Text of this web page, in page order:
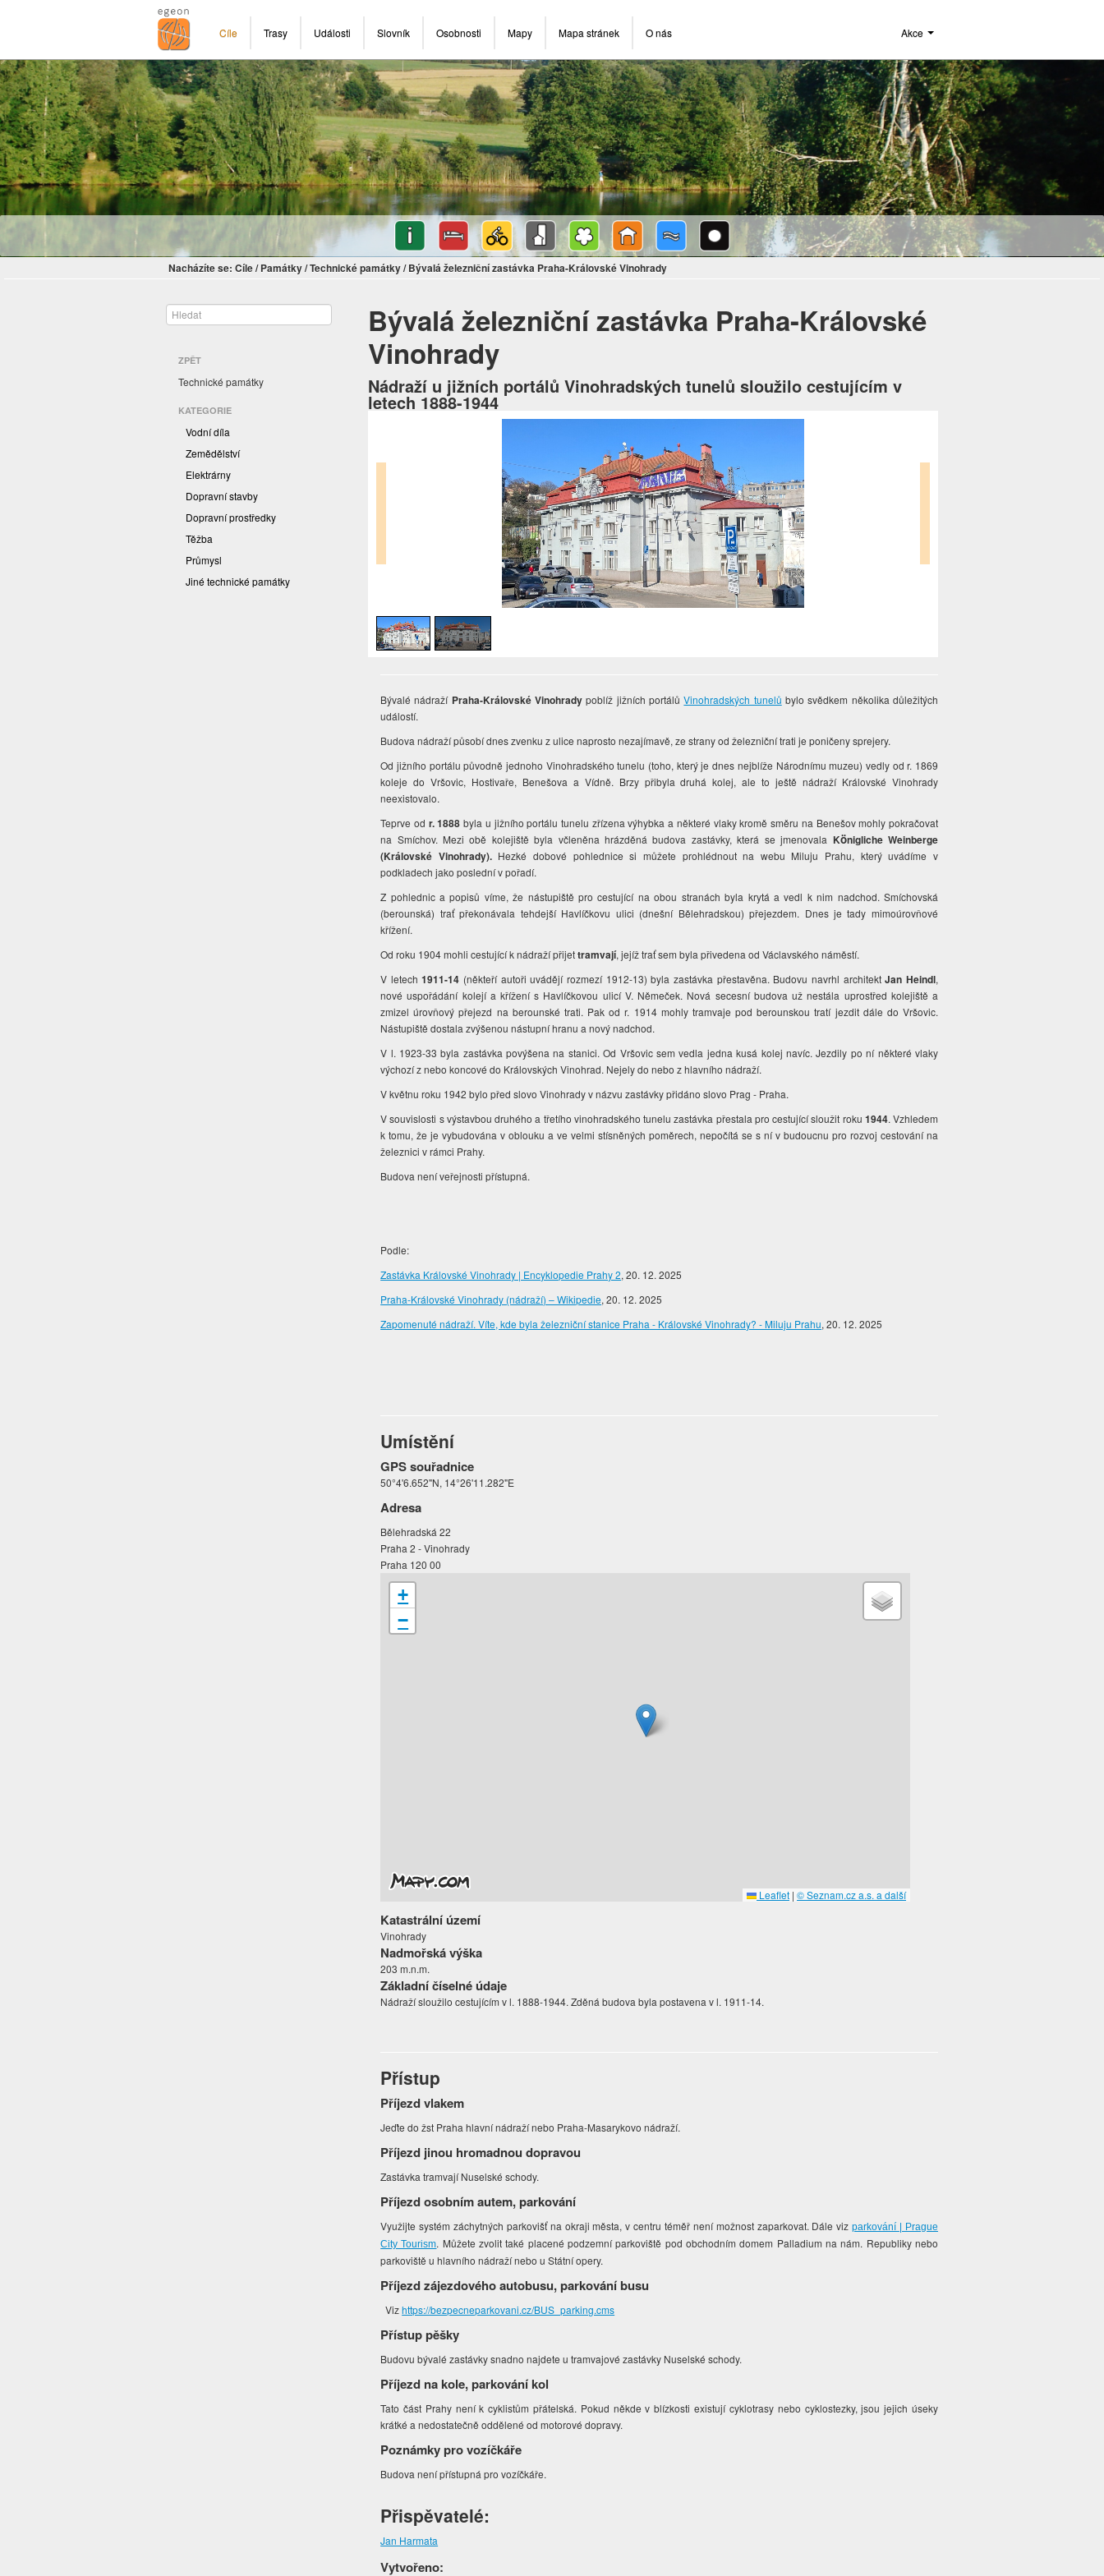
Cíle Trasy Události Slovník Osobnosti Mapy Mapa stránek O nás Akce
Nacházíte se: Cíle/ Památky/Technické památky/ Bývalá železniční zastávka Praha-Královské Vinohrady
ZPĚT
Technické památky
KATEGORIE
Vodní díla
Zemědělství
Elektrárny
Dopravní stavby
Dopravní prostředky
Těžba
Průmysl
Jiné technické památky
Bývalá železniční zastávka Praha-Královské
Vinohrady
Nádraží u jižních portálů Vinohradských tunelů sloužilo cestujícím v
letech 1888-1944
Bývalé nádraží Praha-Královské Vinohrady poblíž jižních portálůVinohradských tunelů bylo svědkem několika důležitých
událostí.
Budova nádraží působí dnes zvenku z ulice naprosto nezajímavě, ze strany od železniční trati je poničeny sprejery.
Od jižního portálu původně jednoho Vinohradského tunelu (toho, který je dnes nejblíže Národnímu muzeu) vedly od r. 1869
koleje do Vršovic, Hostivaře, Benešova a Vídně. Brzy přibyla druhá kolej, ale to ještě nádraží Královské Vinohrady
neexistovalo.
Teprve od r. 1888byla u jižního portálu tunelu zřízena výhybka a některé vlaky kromě směru na Benešov mohly pokračovat
na Smíchov. Mezi obě kolejiště byla včleněna hrázděná budova zastávky, která se jmenovala Königliche Weinberge
(Královské Vinohrady).Hezké dobové pohlednice si můžete prohlédnout na webu Miluju Prahu, který uvádíme v
podkladech jako poslední v pořadí.
Z pohlednic a popisů víme, že nástupiště pro cestující na obou stranách byla krytá a vedl k nim nadchod. Smíchovská
(berounská) trať překonávala tehdejší Havlíčkovu ulici (dnešní Bělehradskou) přejezdem. Dnes je tady mimoúrovňové
křížení.
Od roku 1904 mohli cestující k nádraží přijettramvají, jejíž trať sem byla přivedena od Václavského náměstí.
V letech1911-14 (někteří autoři uvádějí rozmezí 1912-13) byla zastávka přestavěna. Budovu navrhl architektJan Heindl,
nové uspořádání kolejí a křížení s Havlíčkovou ulicí V. Němeček. Nová secesní budova už nestála uprostřed kolejiště a
zmizel úrovňový přejezd na berounské trati. Pak od r. 1914 mohly tramvaje pod berounskou tratí jezdit dále do Vršovic.
Nástupiště dostala zvýšenou nástupní hranu a nový nadchod.
V l. 1923-33 byla zastávka povýšena na stanici. Od Vršovic sem vedla jedna kusá kolej navíc. Jezdily po ní některé vlaky
výchozí z nebo koncové do Královských Vinohrad. Nejely do nebo z hlavního nádraží.
V květnu roku 1942 bylo před slovo Vinohrady v názvu zastávky přidáno slovo Prag - Praha.
V souvislosti s výstavbou druhého a třetího vinohradského tunelu zastávka přestala pro cestující sloužit roku 1944. Vzhledem
k tomu, že je vybudována v oblouku a ve velmi stísněných poměrech, nepočítá se s ní v budoucnu pro rozvoj cestování na
železnici v rámci Prahy.
Budova není veřejnosti přístupná.
Podle:
Zastávka Královské Vinohrady | Encyklopedie Prahy 2, 20. 12. 2025
Praha-Královské Vinohrady (nádraží) – Wikipedie, 20. 12. 2025
Zapomenuté nádraží. Víte, kde byla železniční stanice Praha - Královské Vinohrady? - Miluju Prahu, 20. 12. 2025
Umístění
GPS souřadnice
50°4'6.652"N, 14°26'11.282"E
Adresa
Bělehradská 22
Praha 2 - Vinohrady
Praha 120 00
+
−
Leaflet | © Seznam.cz a.s. a další
Katastrální území
Vinohrady
Nadmořská výška
203 m.n.m.
Základní číselné údaje
Nádraží sloužilo cestujícím v l. 1888-1944. Zděná budova byla postavena v l. 1911-14.
Přístup
Příjezd vlakem
Jeďte do žst Praha hlavní nádraží nebo Praha-Masarykovo nádraží.
Příjezd jinou hromadnou dopravou
Zastávka tramvají Nuselské schody.
Příjezd osobním autem, parkování
Využijte systém záchytných parkovišť na okraji města, v centru téměř není možnost zaparkovat. Dále vizparkování | Prague
City Tourism. Můžete zvolit také placené podzemní parkoviště pod obchodním domem Palladium na nám. Republiky nebo
parkoviště u hlavního nádraží nebo u Státní opery.
Příjezd zájezdového autobusu, parkování busu
Vizhttps://bezpecneparkovani.cz/BUS_parking.cms
Přístup pěšky
Budovu bývalé zastávky snadno najdete u tramvajové zastávky Nuselské schody.
Příjezd na kole, parkování kol
Tato část Prahy není k cyklistům přátelská. Pokud někde v blízkosti existují cyklotrasy nebo cyklostezky, jsou jejich úseky
krátké a nedostatečně oddělené od motorové dopravy.
Poznámky pro vozíčkáře
Budova není přístupná pro vozíčkáře.
Přispěvatelé:
Jan Harmata
Vytvořeno: